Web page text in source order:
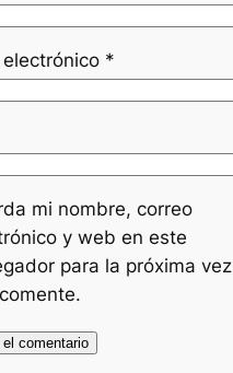
electrónico *
mi nombre, correo
y web en este
para la próxima vez